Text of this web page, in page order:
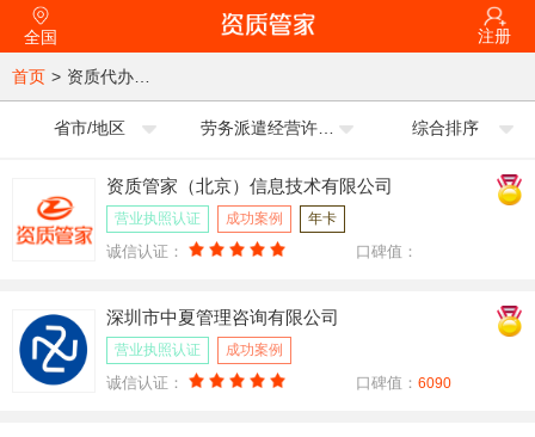
全国 注册
首页 >
省市/地区 劳务派遣经营许可证 综合排序
资质管家（北京）信息技术有限公司
营业执照认证 成功案例 年卡
诚信认证： 口碑值：
深圳市中夏管理咨询有限公司
营业执照认证 成功案例
诚信认证： 口碑值：6090